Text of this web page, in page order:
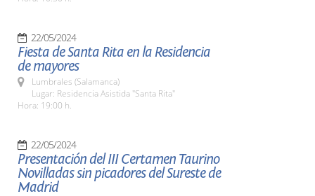
22/05/2024
Fiesta de Santa Rita en la Residencia
de mayores
Lumbrales (Salamanca)
Lugar: Residencia Asistida "Santa Rita"
Hora: 19:00 h.
22/05/2024
Presentación del III Certamen Taurino
Novilladas sin picadores del Sureste de
Madrid